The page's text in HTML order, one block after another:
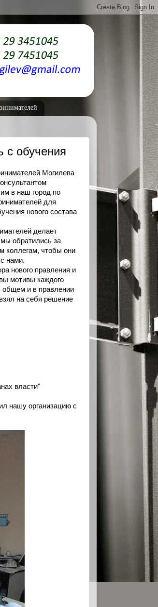
с обучения
Могилева
в наш город по
для
нового состава
делает
обратились за
коллегам, чтобы они
нами.
нового правления и
мотивы каждого
общем и в правлении
на себя решение
власти"
нашу организацию с